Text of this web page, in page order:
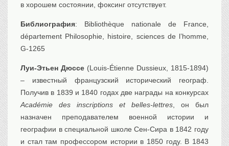
в хорошем состоянии, фоксинг отсутствует.
Библиография: Bibliothèque nationale de France,
département Philosophie, histoire, sciences de l’homme,
G-1265
Луи-Этьен Дюссе (Louis-Étienne Dussieux, 1815-1894)
– известный французский исторический географ.
Получив в 1839 и 1840 годах две награды на конкурсах
Académie des inscriptions et belles-lettres , он был
назначен преподавателем военной истории и
географии в специальной школе Сен-Сира в 1842 году
и стал там профессором истории в 1850 году. В 1843